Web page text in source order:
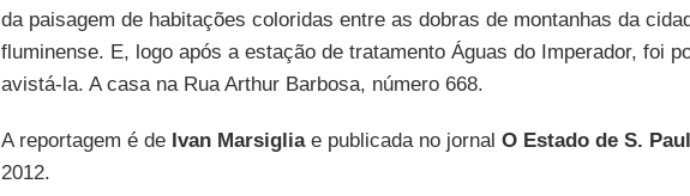
da paisagem de habitações coloridas entre as dobras de montanhas da
fluminense. E, logo após a estação de tratamento Águas do Imperador, foi
avistá-la. A casa na Rua Arthur Barbosa, número 668.
A reportagem é de Ivan Marsigliae publicada no jornal O Estado de S.
2012.